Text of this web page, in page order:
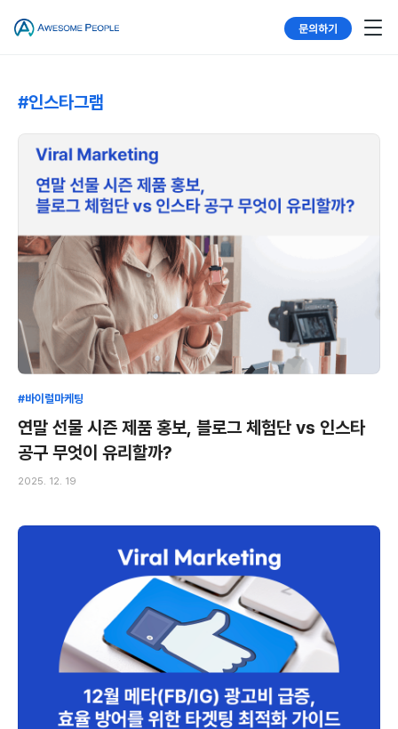
문의하기
#인스타그램
#바이럴마케팅
연말 선물 시즌 제품 홍보, 블로그 체험단 vs 인스타
공구 무엇이 유리할까?
2025. 12. 19